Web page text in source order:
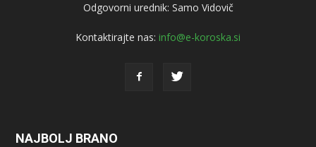
Odgovorni urednik: Samo Vidovič
Kontaktirajte nas: info@e-koroska.si
NAJBOLJ BRANO